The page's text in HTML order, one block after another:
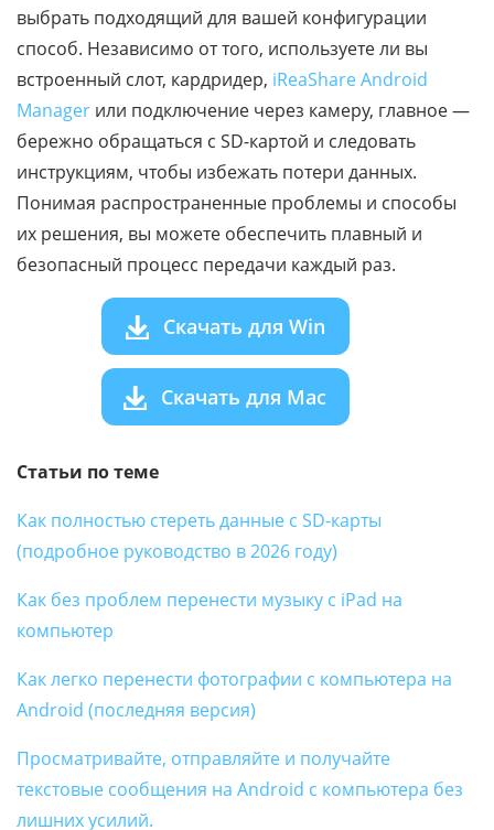
выбрать подходящий для вашей конфигурации
способ. Независимо от того, используете ли вы
встроенный слот, кардридер, iReaShare Android
Manager или подключение через камеру, главное —
бережно обращаться с SD-картой и следовать
инструкциям, чтобы избежать потери данных.
Понимая распространенные проблемы и способы
их решения, вы можете обеспечить плавный и
безопасный процесс передачи каждый раз.
Скачать для Win
Скачать для Mac
Статьи по теме
Как полностью стереть данные с SD-карты
(подробное руководство в 2026 году)
Как без проблем перенести музыку с iPad на
компьютер
Как легко перенести фотографии с компьютера на
Android (последняя версия)
Просматривайте, отправляйте и получайте
текстовые сообщения на Android с компьютера без
лишних усилий.